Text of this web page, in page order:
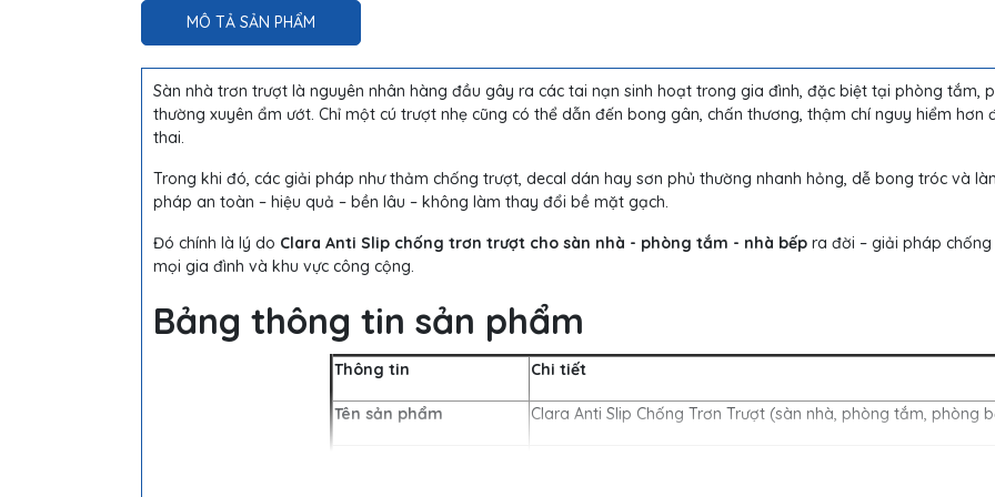
MÔ TẢ SẢN PHẨM
Sàn nhà trơn trượt là nguyên nhân hàng đầu gây ra các tai nạn sinh hoạt trong gia đình, đặc biệt tại phòng tắm,
thường xuyên ẩm ướt. Chỉ một cú trượt nhẹ cũng có thể dẫn đến bong gân, chấn thương, thậm chí nguy hiểm
thai.
Trong khi đó, các giải pháp như thảm chống trượt, decal dán hay sơn phủ thường nhanh hỏng, dễ bong tróc và
pháp an toàn – hiệu quả – bền lâu – không làm thay đổi bề mặt gạch.
Đó chính là lý do Clara Anti Slip chống trơn trượt cho sàn nhà - phòng tắm - nhà bếp ra đời – giải pháp
mọi gia đình và khu vực công cộng.
Bảng thông tin sản phẩm
Thông tin Chi tiết
Tên sản phẩm Clara Anti Slip Chống Trơn Trượt (sàn nhà, phòng tắm, phòng